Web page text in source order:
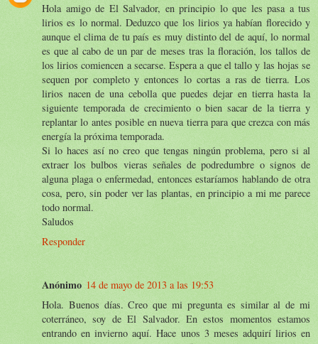
Hola amigo de El Salvador, en principio lo que les pasa a tus
lirios es lo normal. Deduzco que los lirios ya habían florecido y
aunque el clima de tu país es muy distinto del de aquí, lo normal
es que al cabo de un par de meses tras la floración, los tallos de
los lirios comiencen a secarse. Espera a que el tallo y las hojas se
sequen por completo y entonces lo cortas a ras de tierra. Los
lirios nacen de una cebolla que puedes dejar en tierra hasta la
siguiente temporada de crecimiento o bien sacar de la tierra y
replantar lo antes posible en nueva tierra para que crezca con más
energía la próxima temporada.
Si lo haces así no creo que tengas ningún problema, pero si al
extraer los bulbos vieras señales de podredumbre o signos de
alguna plaga o enfermedad, entonces estaríamos hablando de otra
cosa, pero, sin poder ver las plantas, en principio a mi me parece
todo normal.
Saludos
Responder
Anónimo 14 de mayo de 2013 a las 19:53
Hola. Buenos días. Creo que mi pregunta es similar al de mi
coterráneo, soy de El Salvador. En estos momentos estamos
entrando en invierno aquí. Hace unos 3 meses adquirí lirios en